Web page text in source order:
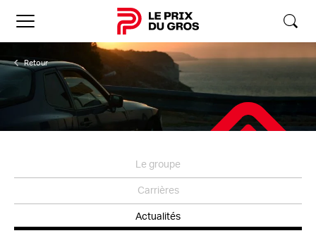
Accueil
Le groupe
Carrières
Actualités